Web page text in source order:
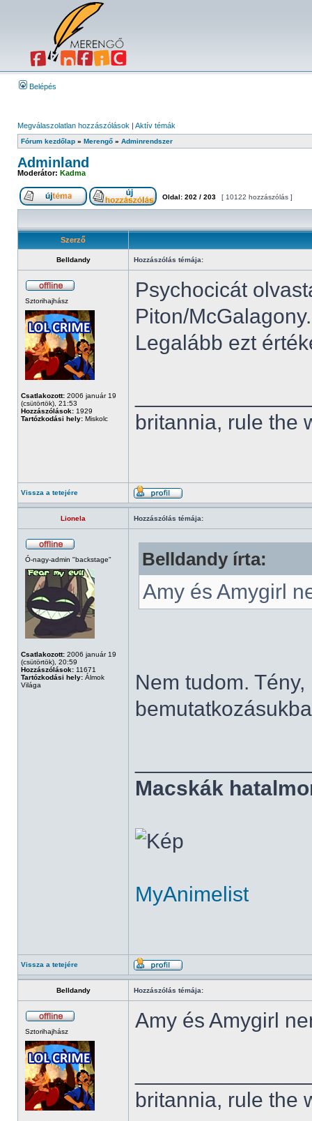
Belépés
Megválaszolatlan hozzászólások | Aktív témák
Fórum kezdőlap » Merengő » Adminrendszer
Adminland
Moderátor: Kadma
Oldal: 202 / 203 [ 10122 hozzászólás ]
Szerző
Belldandy Hozzászólás témája:
Sztorihajhász
Csatlakozott: 2006 január 19
(csütörtök), 21:53
Hozzászólások: 1929
Tartózkodási hely: Miskolc
Psychocicát
Piton/
Legalább ezt
britannia, rule the
Vissza a tetejére
Lionela Hozzászólás témája:
Ó-nagy-admin "backstage"
Csatlakozott: 2006 január 19
(csütörtök), 20:59
Hozzászólások: 11671
Tartózkodási hely: Álmok
Világa
Belldandy írta:
Amy és Amygirl
Nem tudom.
Macskák
MyAnimelist
Vissza a tetejére
Belldandy Hozzászólás témája:
Sztorihajhász Amy és Amygirl
britannia, rule the